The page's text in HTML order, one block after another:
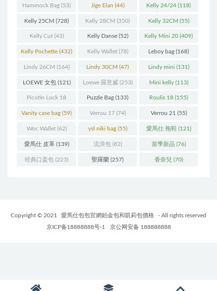
(216) (60)
Hammock Bag (53) Jige Elan (44) Kelly 24/24 (118)
Kelly 25CM (728) Kelly 28CM (350) Kelly 32CM (55)
Kelly Cut(43) Kelly Danse(52) Kelly Mini 20 (409)
Kelly Pochette (432) Kelly Wallet(78) Leboy bag (168)
Lindy 26CM (164) Lindy 30CM (47) Lindy mini (131)
LOEWE 女包(121) Loewe 羅意威(253) Mini kelly(113)
Picotin Lock 18
(202)
Puzzle Bag (133) Roulis 18 (155)
Vanity case bag (59) Verrou 17(74) Verrou 21 (55)
Woc Wallet(62) ysl niki bag(55) 愛馬仕 拖鞋(121)
愛馬仕 皮革(139) 流浪包(82) 當季新品 (76)
经典口盖包 (223) 聖羅蘭 (257) 香奈兒 (70)
Copyright © 2021 愛馬仕包包官網鉑金包和凱莉包價格
- All rights reserved
京ICP备18888888号-1
京公网安备 188888888